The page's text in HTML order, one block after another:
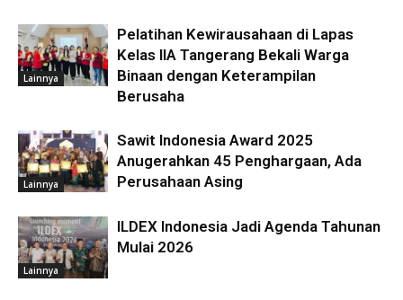
Lainnya
Pelatihan Kewirausahaan di Lapas
Kelas IIA Tangerang Bekali Warga
Binaan dengan Keterampilan
Berusaha
Lainnya
Sawit Indonesia Award 2025
Anugerahkan 45 Penghargaan, Ada
Perusahaan Asing
Lainnya
ILDEX Indonesia Jadi Agenda Tahunan
Mulai 2026